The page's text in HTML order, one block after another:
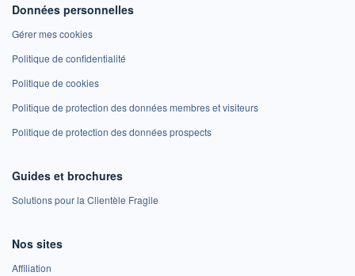
Données personnelles
Gérer mes cookies
Politique de confidentialité
Politique de cookies
Politique de protection des données membres et visiteurs
Politique de protection des données prospects
Guides et brochures
Solutions pour la Clientèle Fragile
Nos sites
Affiliation